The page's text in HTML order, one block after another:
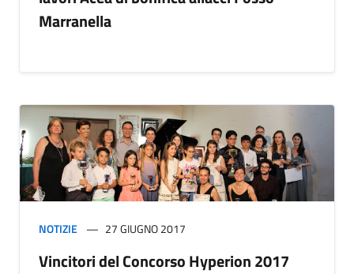
Marranella
NOTIZIE 27 GIUGNO 2017
Vincitori del Concorso Hyperion 2017